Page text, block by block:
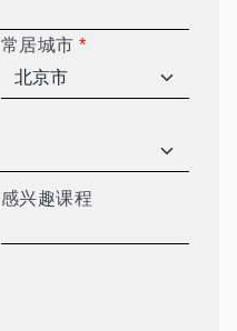
常居城市*
感兴趣课程